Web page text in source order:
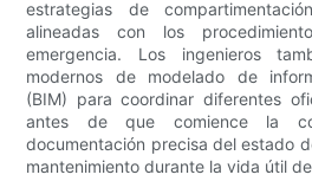
estrategias de
alineadas con los
emergencia. Los ingenieros
modernos de modelado de
(BIM) para coordinar diferentes
antes de que comience la
documentación precisa del estado
mantenimiento durante la vida útil